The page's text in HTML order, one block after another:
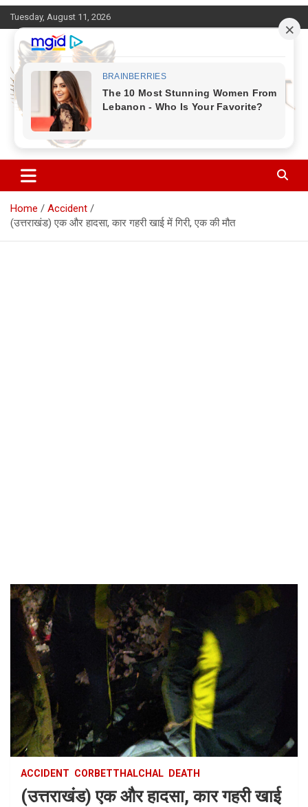
Skip
to
content
Tuesday, August 11, 2026
Corbett Halchal (कॉर्बेट हलचल)
Home
Accident
(उत्तराखंड) एक और हादसा, कार गहरी खाई में गिरी, एक की मौत
ACCIDENT CORBETTHALCHAL DEATH
(उत्तराखंड) एक और हादसा, कार गहरी खाई